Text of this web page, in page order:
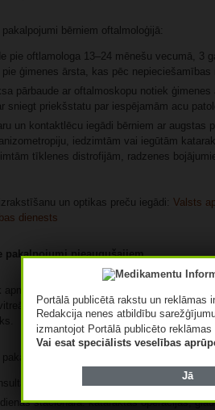
bērniem oftalmoloģijā:
pie oftlamologa 13–24 mēnešu vecumā, 3
ģimenes ārsta, kas pēc
pārbaude ar oftalmoskopu notiek
sniegt priekšstatu par iespējamām acu
un kontaktlēcu iegādi bērniem ar augstas
iedzimtām vai iegūtām
tīklenes distrofijām, radzenes
un optikas preču iegādi: Valsts
dienests
pakalpojumi pieaugušajiem
apmaksātas acu operācijas dienas
injekcijas, kas īpaši nozīmīgs
pieaugušajiem oftalmoloģijā:
un diagnostiskie izmeklējumi;
stacionārā: kataraktas operācijas,
Portālā publicētā rakstu un reklāmas
Redakcija nenes atbildību
izmantojot Portālā publicēto
Vai esat speciālists veselības
Jā